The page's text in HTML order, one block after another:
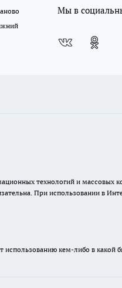
Мы в
технологий и
При использовании в
использованию кем-либо в